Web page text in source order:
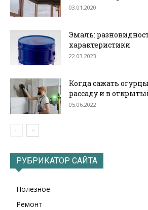
03.01.2020
Эмаль:
характеристики
22.03.2023
Когда сажать
рассаду и в
05.06.2022
РУБРИКАТОР САЙТА
Полезное
Ремонт